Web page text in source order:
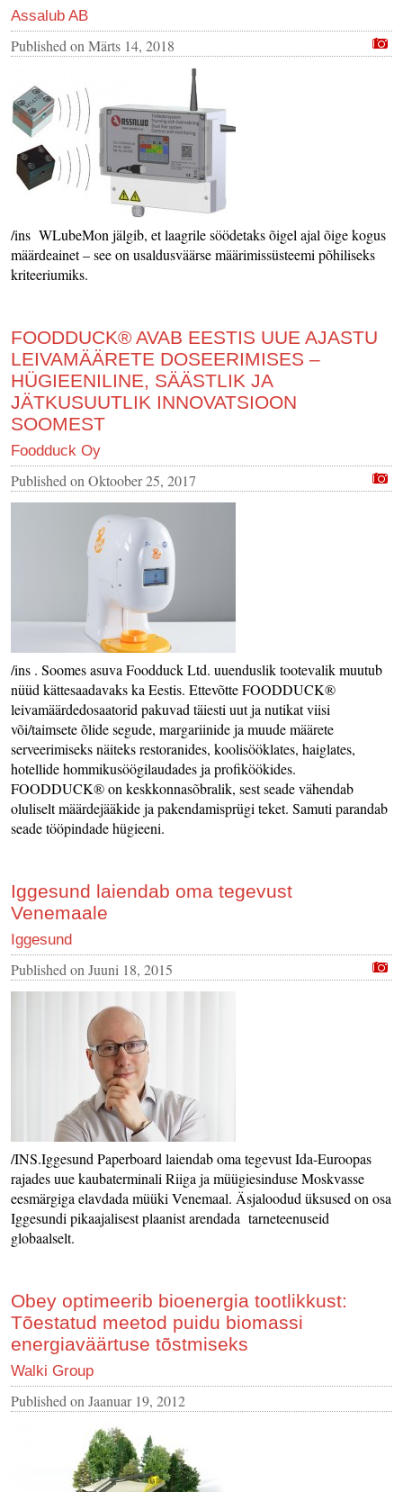
Assalub AB
Published on Märts 14, 2018
/ins WLubeMon jälgib, et laagrile söödetaks õigel ajal õige kogus
määrdeainet – see on usaldusväärse määrimissüsteemi põhiliseks
kriteeriumiks.
FOODDUCK® AVAB EESTIS UUE AJASTU
LEIVAMÄÄRETE DOSEERIMISES –
HÜGIEENILINE, SÄÄSTLIK JA
JÄTKUSUUTLIK INNOVATSIOON
SOOMEST
Foodduck Oy
Published on Oktoober 25, 2017
/ins . Soomes asuva Foodduck Ltd. uuenduslik tootevalik muutub
nüüd kättesaadavaks ka Eestis. Ettevõtte FOODDUCK®
leivamäärdedosaatorid pakuvad täiesti uut ja nutikat viisi
või/taimsete õlide segude, margariinide ja muude määrete
serveerimiseks näiteks restoranides, koolisööklates, haiglates,
hotellide hommikusöögilaudades ja profiköökides.
FOODDUCK® on keskkonnasõbralik, sest seade vähendab
oluliselt määrdejääkide ja pakendamisprügi teket. Samuti parandab
seade tööpindade hügieeni.
Iggesund laiendab oma tegevust
Venemaale
Iggesund
Published on Juuni 18, 2015
/INS.Iggesund Paperboard laiendab oma tegevust Ida-Euroopas
rajades uue kaubaterminali Riiga ja müügiesinduse Moskvasse
eesmärgiga elavdada müüki Venemaal. Äsjaloodud üksused on osa
Iggesundi pikaajalisest plaanist arendada tarneteenuseid
globaalselt.
Obey optimeerib bioenergia tootlikkust:
Tõestatud meetod puidu biomassi
energiaväärtuse tõstmiseks
Walki Group
Published on Jaanuar 19, 2012